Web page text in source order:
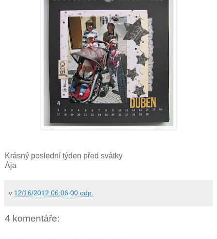
Krásný poslední týden před svátky
Ája
v 12/16/2012 06:06:00 odp.
4 komentáře: